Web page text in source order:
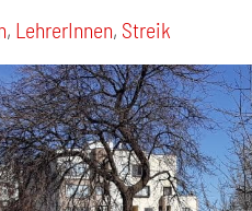
, LehrerInnen, Streik